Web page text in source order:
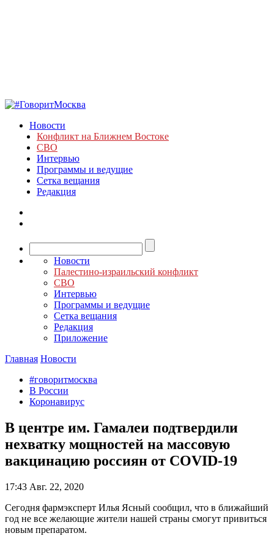
Новости
Конфликт на Ближнем Востоке
СВО
Интервью
Программы и ведущие
Сетка вещания
Редакция
Новости
Палестино-израильский конфликт
СВО
Интервью
Программы и ведущие
Сетка вещания
Редакция
Приложение
Главная Новости
#говоритмосква
В России
Коронавирус
В центре им. Гамалеи подтвердили
нехватку мощностей на массовую
вакцинацию россиян от COVID-19
17:43 Авг. 22, 2020
Сегодня фармэксперт Илья Ясный сообщил, что в ближайший
год не все желающие жители нашей страны смогут привиться
новым препаратом.